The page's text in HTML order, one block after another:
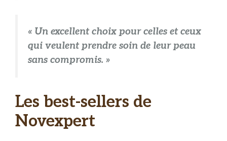
« Un excellent choix pour celles et ceux
qui veulent prendre soin de leur peau
sans compromis. »
Les best-sellers de
Novexpert